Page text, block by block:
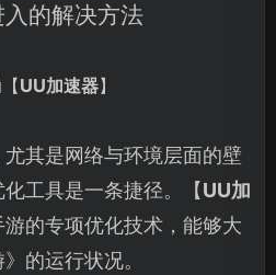
的解决方法
UU加速器】
其是网络与环境层面的壁
工具是一条捷径。【UU加
的专项优化技术，能够大
的运行状况。